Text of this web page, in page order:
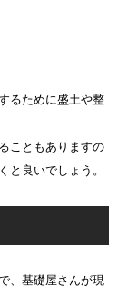
るために盛土や整
こともありますの
と良いでしょう。
、基礎屋さんが現